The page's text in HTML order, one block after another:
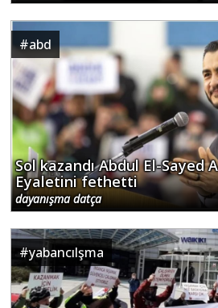
#abd
Sol kazandı Abdul El-Sayed
Eyaletini fethetti
dayanışma datça
#yabancılşma